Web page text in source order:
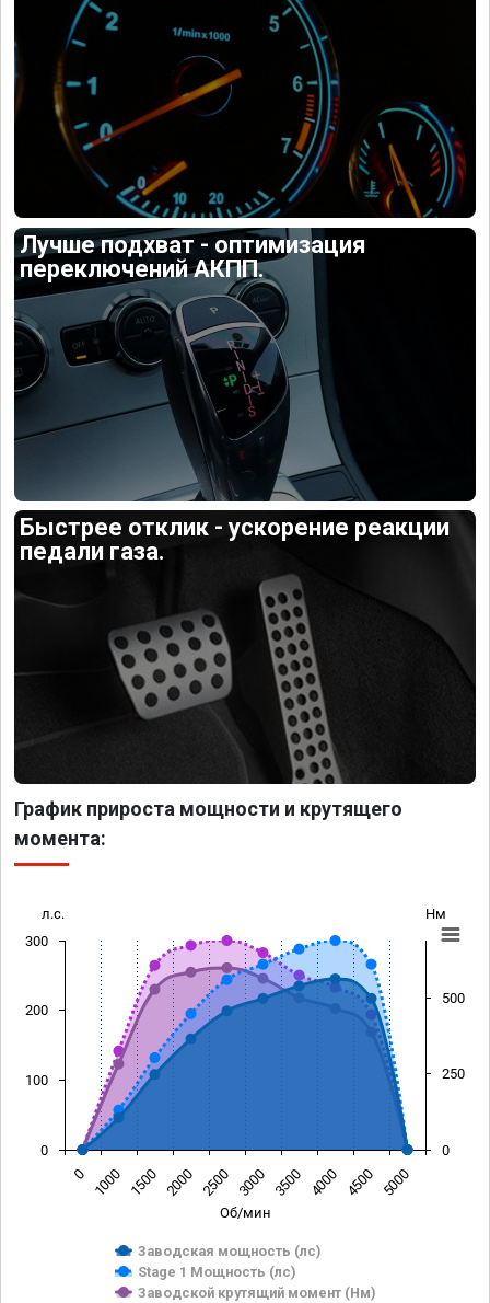
Лучше подхват - оптимизация
переключений АКПП.
Быстрее отклик - ускорение реакции
педали газа.
График прироста мощности и крутящего
момента:
Об/мин
л.с. Нм
Заводская мощность (лс)
Stage 1 Мощность (лс)
Заводской крутящий момент (Нм)
0 1000 1500 2000 2500 3000 3500 4000 4500 5000
0
100
200
300
0
250
500